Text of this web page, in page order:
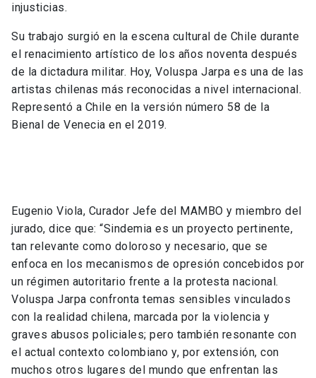
injusticias.
Su trabajo surgió en la escena cultural de Chile durante
el renacimiento artístico de los años noventa después
de la dictadura militar. Hoy, Voluspa Jarpa es una de las
artistas chilenas más reconocidas a nivel internacional.
Representó a Chile en la versión número 58 de la
Bienal de Venecia en el 2019.
Eugenio Viola, Curador Jefe del MAMBO y miembro del
jurado, dice que: “Sindemia es un proyecto pertinente,
tan relevante como doloroso y necesario, que se
enfoca en los mecanismos de opresión concebidos por
un régimen autoritario frente a la protesta nacional.
Voluspa Jarpa confronta temas sensibles vinculados
con la realidad chilena, marcada por la violencia y
graves abusos policiales; pero también resonante con
el actual contexto colombiano y, por extensión, con
muchos otros lugares del mundo que enfrentan las